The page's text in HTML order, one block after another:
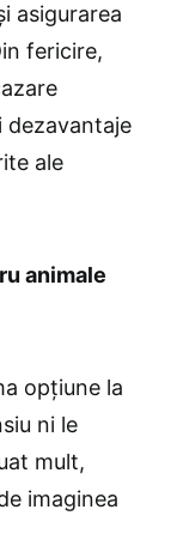
asigurarea
fericire,
dezavantaje
ale
animale
opțiune la
ni le
mult,
imaginea